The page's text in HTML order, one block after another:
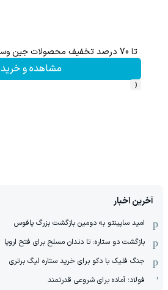
تا 70 درصد تخفیف محصولات جین وست + خرید در 4 قسط
مشاهده و خرید
‹
آخرین اخبار
امید ساپینتو به دومین بازگشت بزرگ پافوس
بازگشت دو ستاره: تا دندان مسلح برای فتح اروپا
جنگ فلیک با دکو برای خرید ستاره لیگ برتری
فولاد؛ آماده برای شروعی قدرتمند